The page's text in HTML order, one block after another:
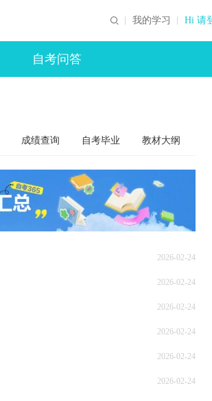
我的学习 Hi 请
自考问答
成绩查询 自考毕业 教材大纲
2026-02-24
2026-02-24
2026-02-24
2026-02-24
2026-02-24
2026-02-24